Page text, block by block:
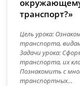
транспорт?»
Цель урока:
транспорта,
Задачи урока:
транспорта, их
Познакомить с
транспортных…